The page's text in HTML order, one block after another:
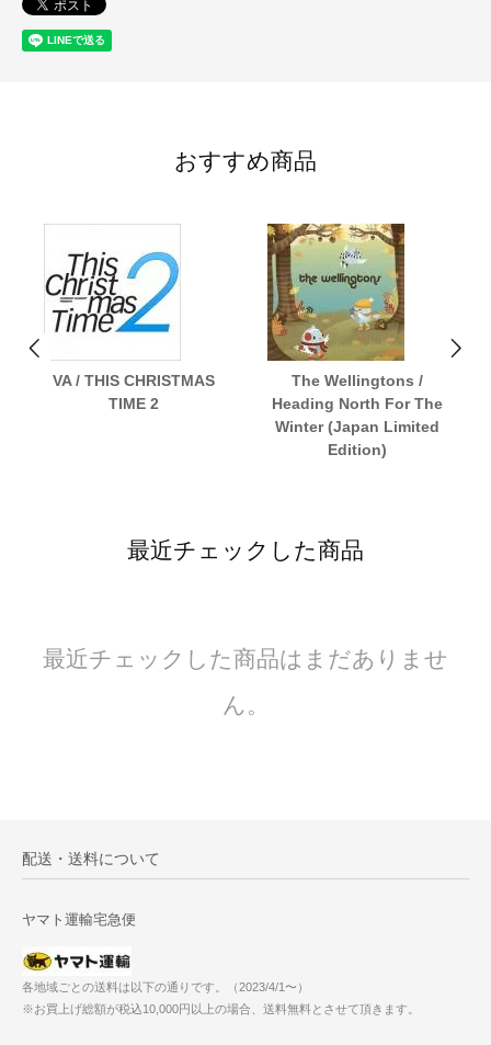
おすすめ商品
VA / THIS CHRISTMAS
TIME 2
The Wellingtons /
Heading North For The
Winter (Japan Limited
Edition)
最近チェックした商品
最近チェックした商品はまだありませ
ん。
配送・送料について
ヤマト運輸宅急便
各地域ごとの送料は以下の通りです。（2023/4/1〜）
※お買上げ総額が税込10,000円以上の場合、送料無料とさせて頂きます。